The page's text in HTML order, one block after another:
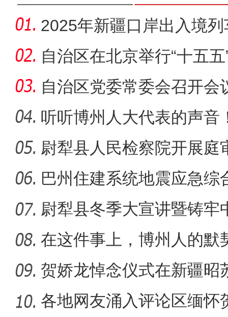
2025年新疆口岸出入境
居全国首
自治区在北京举行“十五
家咨
自治区党委常委会召开会
听听博州人大代表的声音
尉犁县人民检察院开展庭
巴州住建系统地震应急综
尉犁县冬季大宣讲暨铸牢
巡回宣
在这件事上，博州人的默
贺娇龙悼念仪式在新疆昭
各地网友涌入评论区缅怀